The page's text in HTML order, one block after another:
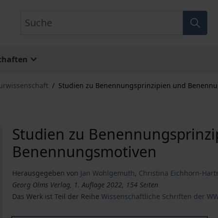
/ Studien zu Benennungsprinzipien und
Studien zu
Benennungsmotiven
Herausgegeben von Jan Wohlgemuth, Christina Eichhorn-
Georg Olms Verlag, 1. Auflage 2022, 154 Seiten
Das Werk ist Teil der ReiheWissenschaftliche Schriften der